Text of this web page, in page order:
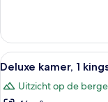
kamer,
queensize
Alle
foto's
voor
5
Deluxe kamer, 1
Uitzicht op de